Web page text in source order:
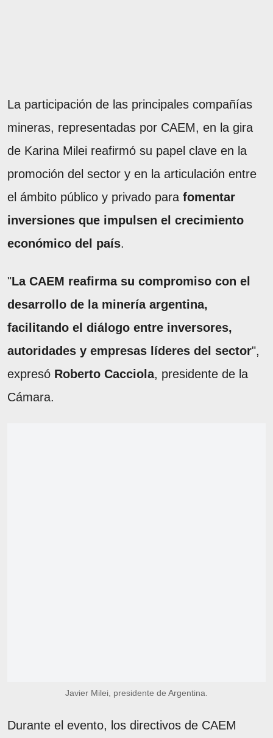
La participación de las principales compañías
mineras, representadas por CAEM, en la gira
de Karina Milei reafirmó su papel clave en la
promoción del sector y en la articulación entre
el ámbito público y privado para fomentar
inversiones que impulsen el crecimiento
económico del país.
"La CAEM reafirma su compromiso con el
desarrollo de la minería argentina,
facilitando el diálogo entre inversores,
autoridades y empresas líderes del sector",
expresó Roberto Cacciola, presidente de la
Cámara.
Javier Milei, presidente de Argentina.
Durante el evento, los directivos de CAEM